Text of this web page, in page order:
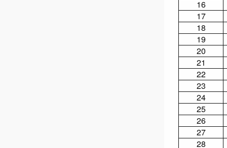
16
17
18
19
20
21
22
23
24
25
26
27
28